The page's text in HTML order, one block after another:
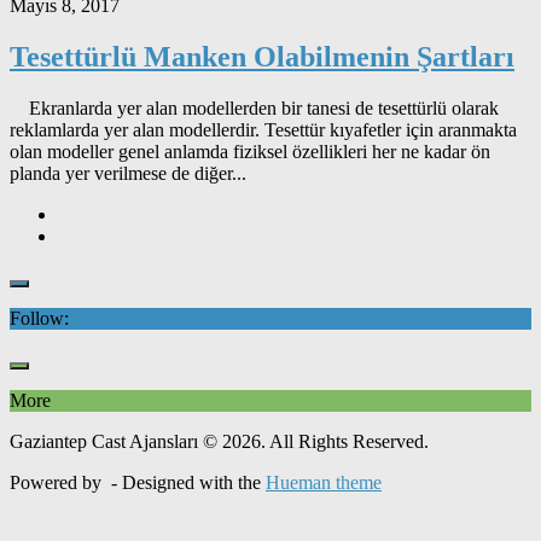
Mayıs 8, 2017
Tesettürlü Manken Olabilmenin Şartları
Ekranlarda yer alan modellerden bir tanesi de tesettürlü olarak
reklamlarda yer alan modellerdir. Tesettür kıyafetler için aranmakta
olan modeller genel anlamda fiziksel özellikleri her ne kadar ön
planda yer verilmese de diğer...
Follow:
More
Gaziantep Cast Ajansları © 2026. All Rights Reserved.
Powered by - Designed with the Hueman theme